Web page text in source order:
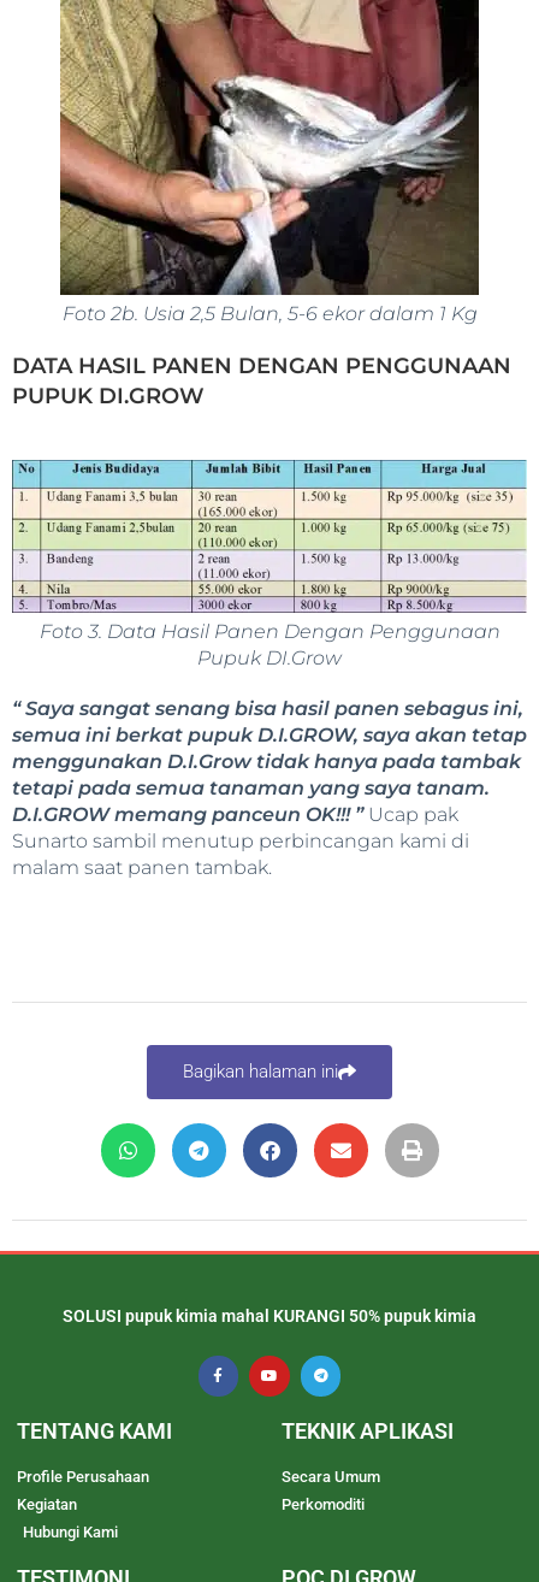
Foto 2b. Usia 2,5 Bulan, 5-6 ekor dalam 1 Kg
DATA HASIL PANEN DENGAN PENGGUNAAN
PUPUK DI.GROW
Foto 3. Data Hasil Panen Dengan Penggunaan
Pupuk DI.Grow
“ Saya sangat senang bisa hasil panen sebagus ini,
semua ini berkat pupuk D.I.GROW, saya akan tetap
menggunakan D.I.Grow tidak hanya pada tambak
tetapi pada semua tanaman yang saya tanam.
D.I.GROW memang panceun OK!!! ”Ucap pak
Sunarto sambil menutup perbincangan kami di
malam saat panen tambak.
Bagikan halaman ini
SOLUSI pupuk kimia mahal KURANGI 50% pupuk kimia
TENTANG KAMI
Profile Perusahaan
Kegiatan
Hubungi Kami
TEKNIK APLIKASI
Secara Umum
Perkomoditi